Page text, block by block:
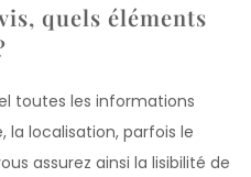
quels éléments
toutes les informations
la localisation, parfois le
assurez ainsi la lisibilité de